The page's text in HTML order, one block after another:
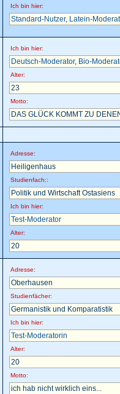
Ich bin hier:
Standard-Nutzer, Latein-
Ich bin hier:
Deutsch-Moderator, Bio-
Alter:
23
Motto:
DAS GLÜCK KOMMT ZU
Adresse:
Heiligenhaus
Studienfach::
Politik und Wirtschaft Ostasiens
Ich bin hier:
Test-Moderator
Alter:
20
Adresse:
Oberhausen
Studienfächer:
Germanistik und Komparatistik
Ich bin hier:
Test-Moderatorin
Alter:
20
Motto:
ich hab nicht wirklich eins...